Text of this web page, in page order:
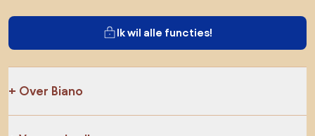
Ik wil alle functies!
Over Biano